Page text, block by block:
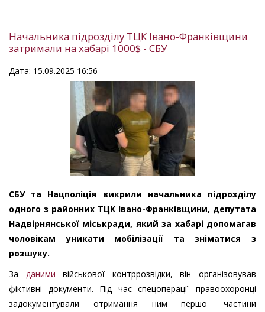
Начальника підрозділу ТЦК Івано-Франківщини
затримали на хабарі 1000$ - СБУ
Дата: 15.09.2025 16:56
СБУ та Нацполіція викрили начальника підрозділу
одного з районних ТЦК Івано-Франківщини, депутата
Надвірнянської міськради, який за хабарі допомагав
чоловікам уникати мобілізації та зніматися з
розшуку.
За даними військової контррозвідки, він організовував
фіктивні документи. Під час спецоперації правоохоронці
задокументували отримання ним першої частини